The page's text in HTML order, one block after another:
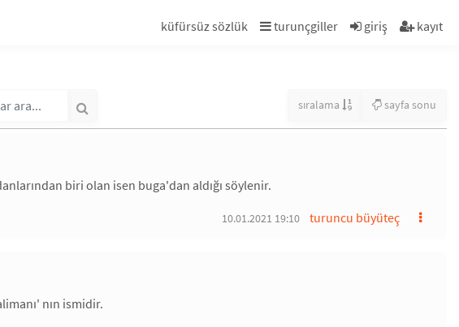
küfürsüz sözlük turunçgiller giriş kayıt
sıralama sayfa sonu
biri olan isen buga'dan aldığı söylenir.
turuncu büyüteç
10.01.2021 19:10
nın ismidir.